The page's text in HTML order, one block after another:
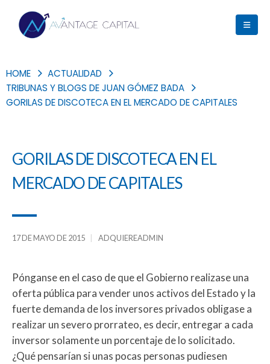
HOME
ACTUALIDAD
TRIBUNAS Y BLOGS DE JUAN GÓMEZ BADA
GORILAS DE DISCOTECA EN EL MERCADO DE CAPITALES
GORILAS DE DISCOTECA EN EL
MERCADO DE CAPITALES
17 DE MAYO DE 2015 ADQUIEREADMIN
Pónganse en el caso de que el Gobierno realizase una
oferta pública para vender unos activos del Estado y la
fuerte demanda de los inversores privados obligase a
realizar un severo prorrateo, es decir, entregar a cada
inversor solamente un porcentaje de lo solicitado.
¿Qué pensarían si unas pocas personas pudiesen